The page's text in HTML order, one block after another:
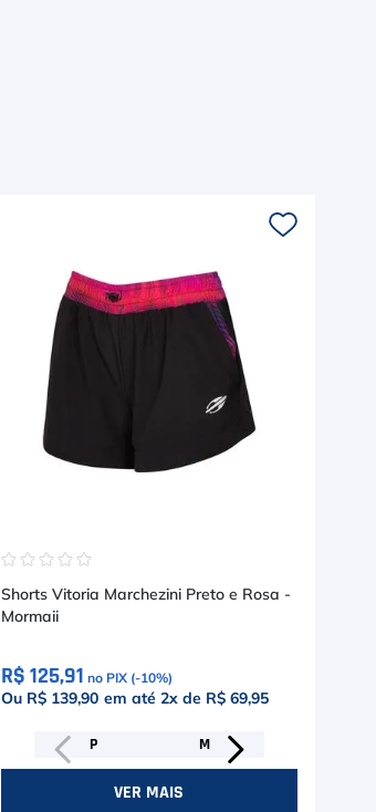
☆☆☆☆☆
Shorts Vitoria Marchezini Preto e Rosa -
Mormaii
R$ 125,91 no PIX (-10%)
Ou R$ 139,90 em até 2x de R$ 69,95
P M
VER MAIS